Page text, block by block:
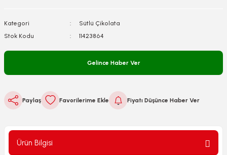
Kategori
Sütlü Çikolata
Stok Kodu
11423864
Gelince Haber Ver
Paylaş Fiyatı Düşünce Haber Ver
Ürün Bilgisi